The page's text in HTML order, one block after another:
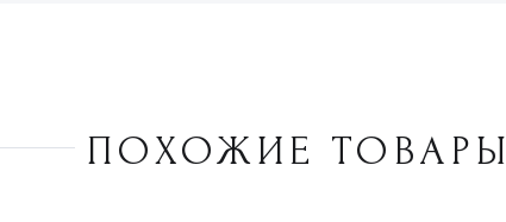
ПОХОЖИЕ ТОВАРЫ